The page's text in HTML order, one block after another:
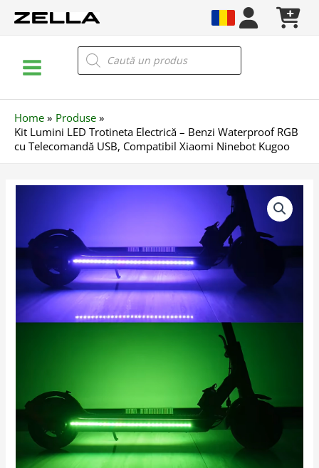
Menu
Products
search
Home
Produse
Kit Lumini LED Trotineta Electrică – Benzi Waterproof RGB
cu Telecomandă USB, Compatibil Xiaomi Ninebot Kugoo
LED
Trotineta
Electrică
Benzi
Waterproof
Compatibil
Ninebot
Kugoo